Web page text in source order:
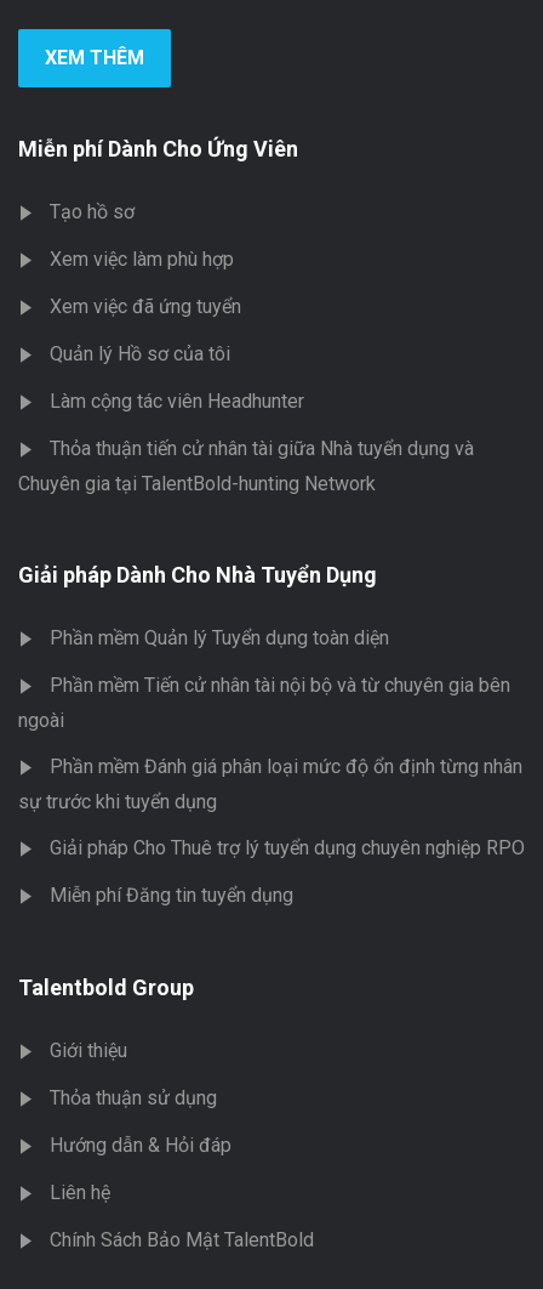
XEM THÊM
Miễn phí Dành Cho Ứng Viên
Tạo hồ sơ
Xem việc làm phù hợp
Xem việc đã ứng tuyển
Quản lý Hồ sơ của tôi
Làm cộng tác viên Headhunter
Thỏa thuận tiến cử nhân tài giữa Nhà tuyển dụng và
Chuyên gia tại TalentBold-hunting Network
Giải pháp Dành Cho Nhà Tuyển Dụng
Phần mềm Quản lý Tuyển dụng toàn diện
Phần mềm Tiến cử nhân tài nội bộ và từ chuyên gia bên
ngoài
Phần mềm Đánh giá phân loại mức độ ổn định từng nhân
sự trước khi tuyển dụng
Giải pháp Cho Thuê trợ lý tuyển dụng chuyên nghiệp RPO
Miễn phí Đăng tin tuyển dụng
Talentbold Group
Giới thiệu
Thỏa thuận sử dụng
Hướng dẫn & Hỏi đáp
Liên hệ
Chính Sách Bảo Mật TalentBold